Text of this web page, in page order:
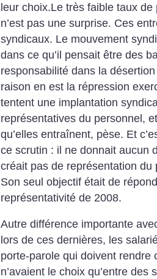
leur choix.Le très faible taux
n’est pas une surprise. Ces
syndicaux. Le mouvement
dans ce qu’il pensait être des
responsabilité dans la
raison en est la répression
tentent une implantation
représentatives du personnel,
qu’elles entraînent, pèse. Et
ce scrutin : il ne donnait aucun
créait pas de représentation
Son seul objectif était de
représentativité de 2008.
Autre différence importante
lors de ces dernières, les
porte-parole qui doivent rendre
n’avaient le choix qu’entre des